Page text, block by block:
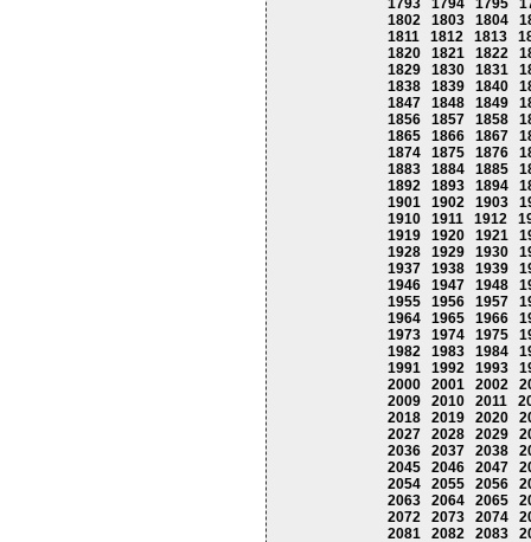
1793
1794 1795
1802
1803 1804
1811
1812 1813
1820
1821 1822
1829
1830 1831
1838
1839 1840
1847
1848 1849
1856
1857 1858
1865
1866 1867
1874
1875 1876
1883
1884 1885
1892
1893 1894
1901
1902 1903
1910
1911 1912
1919
1920 1921
1928
1929 1930
1937
1938 1939
1946
1947 1948
1955
1956 1957
1964
1965 1966
1973
1974 1975
1982
1983 1984
1991
1992 1993
2000
2001 2002
2009
2010 2011
2018
2019 2020
2027
2028 2029
2036
2037 2038
2045
2046 2047
2054
2055 2056
2063
2064 2065
2072
2073 2074
2081
2082 2083